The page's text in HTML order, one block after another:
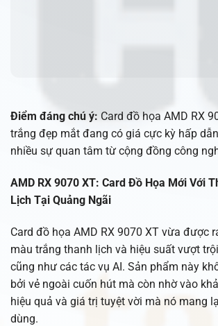
Điểm đáng chú ý: Card đồ họa AMD RX
trắng đẹp mắt đang có giá cực kỳ hấp
nhiều sự quan tâm từ cộng đồng công
AMD RX 9070 XT: Card Đồ Họa Mới Với
Lịch Tại Quảng Ngãi
Card đồ họa AMD RX 9070 XT vừa được
màu trắng thanh lịch và hiệu suất vượt
cũng như các tác vụ AI. Sản phẩm này
bởi vẻ ngoài cuốn hút mà còn nhờ vào
hiệu quả và giá trị tuyệt vời mà nó mang
dùng.